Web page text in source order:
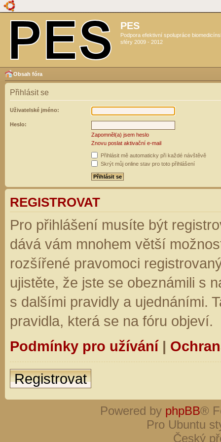
PES
Podpora efektivní spolupráce
sféry 2009 - 2012
Obsah fóra
Přihlásit se
Uživatelské jméno:
Heslo:
Zapomněl(a) jsem heslo
Znovu poslat aktivační e-mail
Přihlásit mě automaticky při každé návštěvě
Skrýt můj online stav pro toto přihlášení
REGISTROVAT
Pro přihlášení musíte být
dává vám mnohem větší
rozšířené pravomoci
ujistěte, že jste se obeznámili s
s dalšími pravidly a ujednáními.
pravidla, která se na fóru objeví.
Podmínky pro užívání|
Registrovat
Powered by phpBB®
Pro Ubuntu
Český